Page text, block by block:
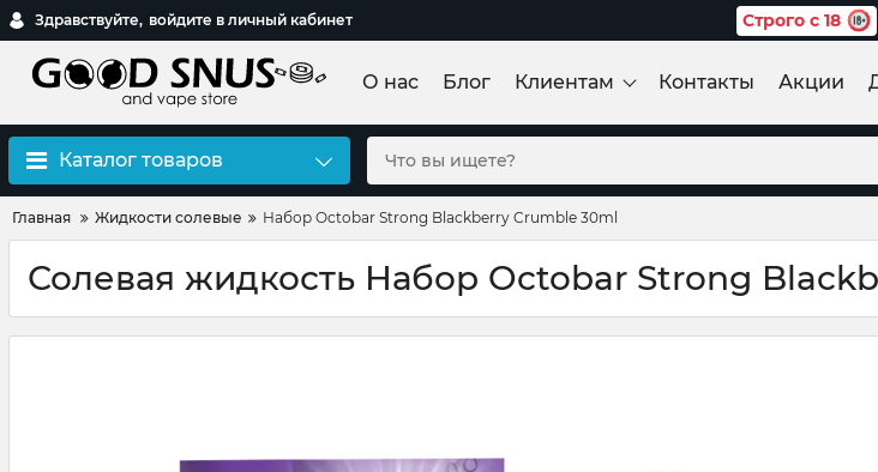
Здравствуйте, войдите в личный кабинет Строго с 18
О нас Блог Клиентам Контакты Акции
Каталог товаров
Главная Жидкости солевые Набор Octobar Strong Blackberry Crumble 30ml
Солевая жидкость Набор Octobar Strong